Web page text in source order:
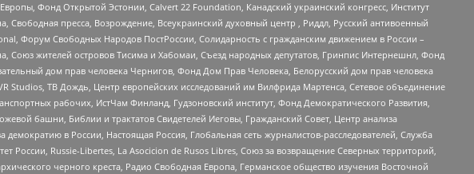
Фонд Открытой Эстонии, Calvert 22 Foundation, Канадский украинский конгресс, Институт
пресса, Возрождение, Всеукраинский духовный центр , Риддл, Русский антивоенный
Форум Свободных Народов ПостРоссии, Солидарность с гражданским движением в России –
Союз жителей островов Тисима и Хабомаи, Съезд народных депутатов, Гринпис Интернешнл, Фонд
дом прав человека Чернигов, Фонд Дом Прав Человека, Белорусский дом прав человека
Studios, ТВ Дождь, Центр европейских исследований им Вилфрида Мартенса, Сетевое объединение
рабочих, ИстЧам Финланд, Гудзоновский институт, Фонд Демократического Развития,
башни, Библии и трактатов Свидетелей Иеговы, Гражданский Совет, Центр анализа
в России, Настоящая Россия, Глобальная сеть журналистов-расследователей, Служба
Russie-Libertes, La Asocicion de Rusos Libres, Союз за возвращение Северных территорий,
черного креста, Радио Свободная Европа, Германское общество изучения Восточной